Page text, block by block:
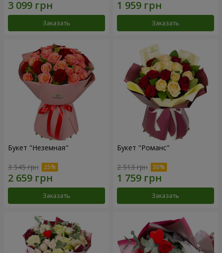
Заказать Заказать
Букет "Неземная"
3 545 грн
Заказать
Букет "Романс"
2 513 грн
Заказать